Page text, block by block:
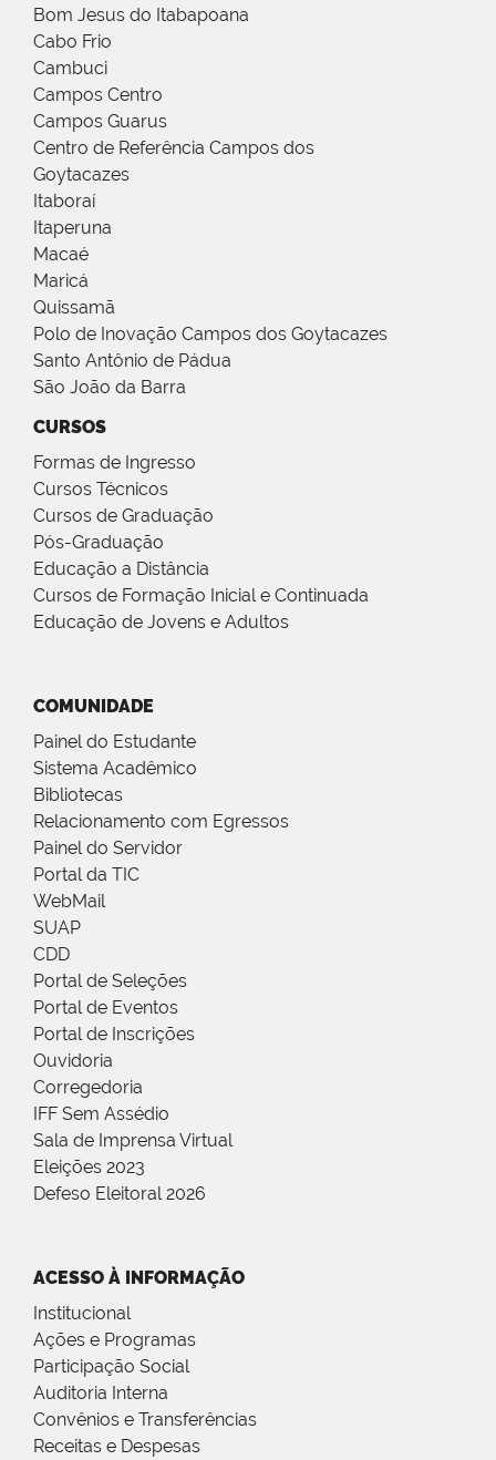
Bom Jesus do Itabapoana
Cabo Frio
Cambuci
Campos Centro
Campos Guarus
Centro de Referência Campos dos
Goytacazes
Itaboraí
Itaperuna
Macaé
Maricá
Quissamã
Polo de Inovação Campos dos Goytacazes
Santo Antônio de Pádua
São João da Barra
CURSOS
Formas de Ingresso
Cursos Técnicos
Cursos de Graduação
Pós-Graduação
Educação a Distância
Cursos de Formação Inicial e Continuada
Educação de Jovens e Adultos
COMUNIDADE
Painel do Estudante
Sistema Acadêmico
Bibliotecas
Relacionamento com Egressos
Painel do Servidor
Portal da TIC
WebMail
SUAP
CDD
Portal de Seleções
Portal de Eventos
Portal de Inscrições
Ouvidoria
Corregedoria
IFF Sem Assédio
Sala de Imprensa Virtual
Eleições 2023
Defeso Eleitoral 2026
ACESSO À INFORMAÇÃO
Institucional
Ações e Programas
Participação Social
Auditoria Interna
Convênios e Transferências
Receitas e Despesas